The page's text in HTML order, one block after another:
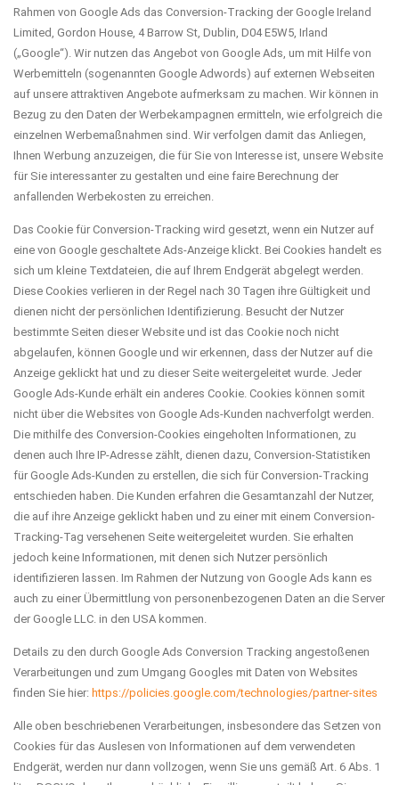
Rahmen von Google Ads das Conversion-Tracking der Google Ireland
Limited, Gordon House, 4 Barrow St, Dublin, D04 E5W5, Irland
(„Google“). Wir nutzen das Angebot von Google Ads, um mit Hilfe von
Werbemitteln (sogenannten Google Adwords) auf externen Webseiten
auf unsere attraktiven Angebote aufmerksam zu machen. Wir können in
Bezug zu den Daten der Werbekampagnen ermitteln, wie erfolgreich die
einzelnen Werbemaßnahmen sind. Wir verfolgen damit das Anliegen,
Ihnen Werbung anzuzeigen, die für Sie von Interesse ist, unsere Website
für Sie interessanter zu gestalten und eine faire Berechnung der
anfallenden Werbekosten zu erreichen.
Das Cookie für Conversion-Tracking wird gesetzt, wenn ein Nutzer auf
eine von Google geschaltete Ads-Anzeige klickt. Bei Cookies handelt es
sich um kleine Textdateien, die auf Ihrem Endgerät abgelegt werden.
Diese Cookies verlieren in der Regel nach 30 Tagen ihre Gültigkeit und
dienen nicht der persönlichen Identifizierung. Besucht der Nutzer
bestimmte Seiten dieser Website und ist das Cookie noch nicht
abgelaufen, können Google und wir erkennen, dass der Nutzer auf die
Anzeige geklickt hat und zu dieser Seite weitergeleitet wurde. Jeder
Google Ads-Kunde erhält ein anderes Cookie. Cookies können somit
nicht über die Websites von Google Ads-Kunden nachverfolgt werden.
Die mithilfe des Conversion-Cookies eingeholten Informationen, zu
denen auch Ihre IP-Adresse zählt, dienen dazu, Conversion-Statistiken
für Google Ads-Kunden zu erstellen, die sich für Conversion-Tracking
entschieden haben. Die Kunden erfahren die Gesamtanzahl der Nutzer,
die auf ihre Anzeige geklickt haben und zu einer mit einem Conversion-
Tracking-Tag versehenen Seite weitergeleitet wurden. Sie erhalten
jedoch keine Informationen, mit denen sich Nutzer persönlich
identifizieren lassen. Im Rahmen der Nutzung von Google Ads kann es
auch zu einer Übermittlung von personenbezogenen Daten an die Server
der Google LLC. in den USA kommen.
Details zu den durch Google Ads Conversion Tracking angestoßenen
Verarbeitungen und zum Umgang Googles mit Daten von Websites
finden Sie hier: https://policies.google.com/technologies/partner-sites
Alle oben beschriebenen Verarbeitungen, insbesondere das Setzen von
Cookies für das Auslesen von Informationen auf dem verwendeten
Endgerät, werden nur dann vollzogen, wenn Sie uns gemäß Art. 6 Abs. 1